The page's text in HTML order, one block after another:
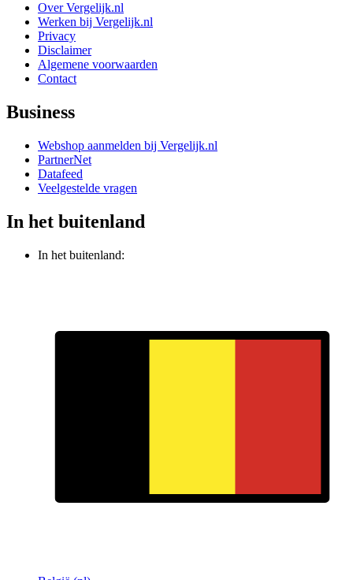
Over Vergelijk.nl
Werken bij Vergelijk.nl
Privacy
Disclaimer
Algemene voorwaarden
Contact
Business
Webshop aanmelden bij Vergelijk.nl
PartnerNet
Datafeed
Veelgestelde vragen
In het buitenland
In het buitenland: